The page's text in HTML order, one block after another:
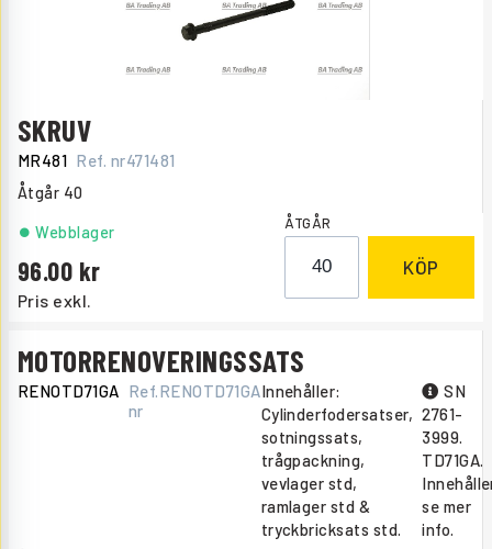
SKRUV
MR481 Ref. nr471481
Åtgår 40
Pris exkl.
96.00
Webblager ÅTGÅR
KÖP
MOTORRENOVERINGSSATS
RENOTD71GA Ref.
nr
RENOTD71GAInnehåller:
Cylinderfodersatser,
sotningssats,
trågpackning,
vevlager std,
ramlager std &
tryckbricksats std.
SN
2761-
3999.
TD71GA.
se mer
info.